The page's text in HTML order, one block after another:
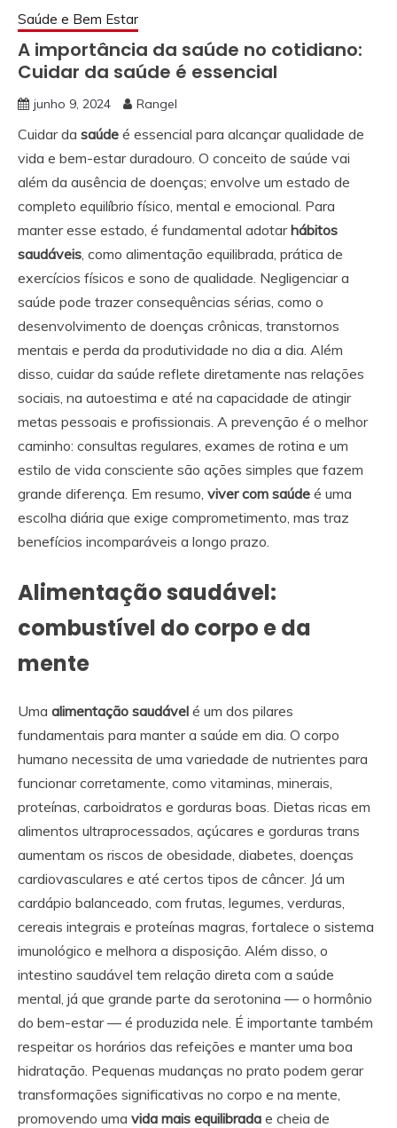
Saúde e Bem Estar
A importância da saúde no cotidiano:
Cuidar da saúde é essencial
junho 9, 2024 Rangel
Cuidar da saúde é essencial para alcançar qualidade de
vida e bem-estar duradouro. O conceito de saúde vai
além da ausência de doenças; envolve um estado de
completo equilíbrio físico, mental e emocional. Para
manter esse estado, é fundamental adotarhábitos
saudáveis , como alimentação equilibrada, prática de
exercícios físicos e sono de qualidade. Negligenciar a
saúde pode trazer consequências sérias, como o
desenvolvimento de doenças crônicas, transtornos
mentais e perda da produtividade no dia a dia. Além
disso, cuidar da saúde reflete diretamente nas relações
sociais, na autoestima e até na capacidade de atingir
metas pessoais e profissionais. A prevenção é o melhor
caminho: consultas regulares, exames de rotina e um
estilo de vida consciente são ações simples que fazem
grande diferença. Em resumo, viver com saúde é uma
escolha diária que exige comprometimento, mas traz
benefícios incomparáveis a longo prazo.
Alimentação saudável:
combustível do corpo e da
mente
Uma alimentação saudável é um dos pilares
fundamentais para manter a saúde em dia. O corpo
humano necessita de uma variedade de nutrientes para
funcionar corretamente, como vitaminas, minerais,
proteínas, carboidratos e gorduras boas. Dietas ricas em
alimentos ultraprocessados, açúcares e gorduras trans
aumentam os riscos de obesidade, diabetes, doenças
cardiovasculares e até certos tipos de câncer. Já um
cardápio balanceado, com frutas, legumes, verduras,
cereais integrais e proteínas magras, fortalece o sistema
imunológico e melhora a disposição. Além disso, o
intestino saudável tem relação direta com a saúde
mental, já que grande parte da serotonina — o hormônio
do bem-estar — é produzida nele. É importante também
respeitar os horários das refeições e manter uma boa
hidratação. Pequenas mudanças no prato podem gerar
transformações significativas no corpo e na mente,
promovendo uma vida mais equilibrada e cheia de